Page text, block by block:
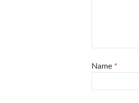
Name *